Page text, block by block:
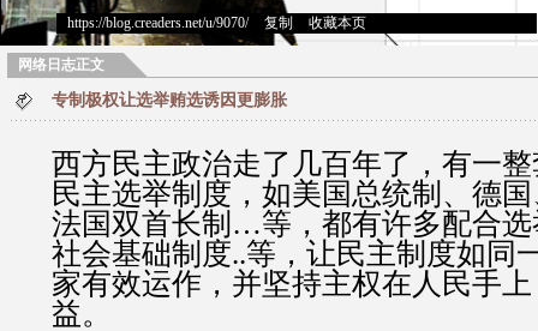
https://blog.creaders.net/u/9070/> 复制 收藏本页
网络日志正文
专制极权让选举贿选诱因更膨胀
西方民主政治走了几百年了，有一
民主选举制度，如美国总统制、德
法国双首长制…等，都有许多配合
社会基础制度..等，让民主制度如同
家有效运作，并坚持主权在人民手
益。